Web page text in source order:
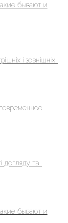
бывают и
і зовнішніх...
догляду та...
бывают и